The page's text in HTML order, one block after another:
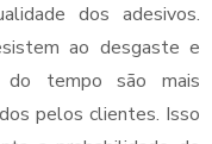
dos adesivos.
ao desgaste e
do tempo são mais
pelos clientes. Isso